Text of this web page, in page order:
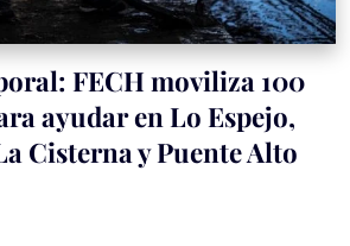
FECH moviliza 100
ayudar en Lo Espejo,
Cisterna y Puente Alto